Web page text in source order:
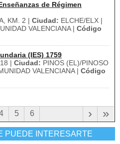
de Régimen
KM. 2 | Ciudad: ELCHE/ELX |
VALENCIANA | Código
(IES) 1759
| Ciudad: PINOS (EL)/PINOSO
VALENCIANA | Código
5 6 »
›
PUEDE INTERESARTE